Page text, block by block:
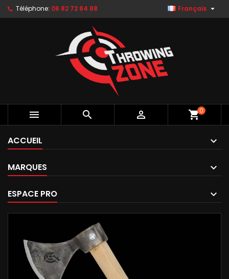
Téléphone: 06 82 72 84 88 Français 
   shopping_cart0
ACCUEIL
MARQUES
ESPACE PRO